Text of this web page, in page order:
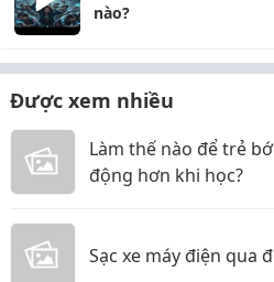
nào?
Được xem nhiều
Làm thế nào để trẻ
động hơn khi học?
Sạc xe máy điện qua